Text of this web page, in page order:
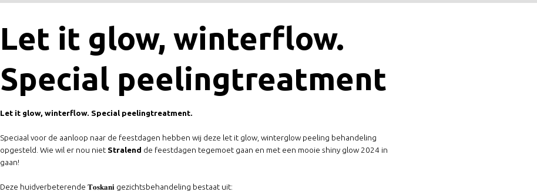
Let it glow, winterflow.
Special peelingtreatment
Let it glow, winterflow. Special peelingtreatment.
Speciaal voor de aanloop naar de feestdagen hebben wij deze let it glow, winterglow peeling behandeling
opgesteld. Wie wil er nou niet Stralend de feestdagen tegemoet gaan en met een mooie shiny glow 2024 in
gaan!
Deze huidverbeterende 𝐓𝐨𝐬𝐤𝐚𝐧𝐢 gezichtsbehandeling bestaat uit: